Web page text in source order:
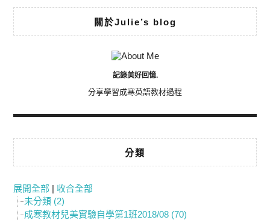
關於Julie’s blog
記錄美好回憶.
分享學習成寒英語教材過程
分類
展開全部 | 收合全部
未分類 (2)
成寒教材兒美實驗自學第1班2018/08 (70)